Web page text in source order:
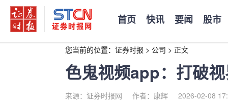
首页 快讯 要闻 股市
您当前的位置： 证券时报 > 公司 > 正文
色鬼视频app：打破
来源：证券时报网 作者：康辉 2026-02-08